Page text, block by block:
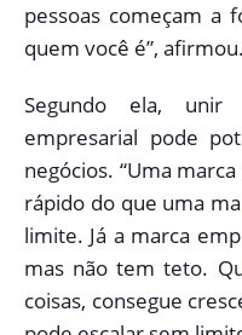
pessoas começam a
quem você é”, afirmou.
Segundo ela,
empresarial pode
negócios. “Uma
rápido do que uma
limite. Já a marca
mas não tem teto.
coisas, consegue